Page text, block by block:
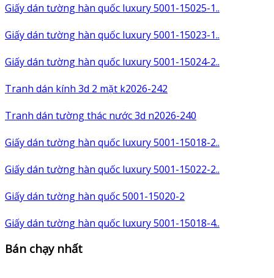
Giấy dán tường hàn quốc luxury 5001-15025-1..
Giấy dán tường hàn quốc luxury 5001-15023-1..
Giấy dán tường hàn quốc luxury 5001-15024-2..
Tranh dán kính 3d 2 mặt k2026-242
Tranh dán tường thác nước 3d n2026-240
Giấy dán tường hàn quốc luxury 5001-15018-2..
Giấy dán tường hàn quốc luxury 5001-15022-2..
Giấy dán tường hàn quốc 5001-15020-2
Giấy dán tường hàn quốc luxury 5001-15018-4..
Bán chạy nhất